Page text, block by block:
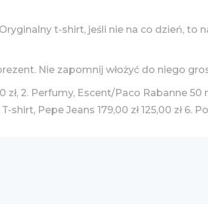
t-shirt, jeśli nie na co dzień, to
Nie zapomnij włożyć do niego
zł, 2. Perfumy, Escent/Paco Rabanne 50
T-shirt, Pepe Jeans 179,00 zł 125,00 zł 6.